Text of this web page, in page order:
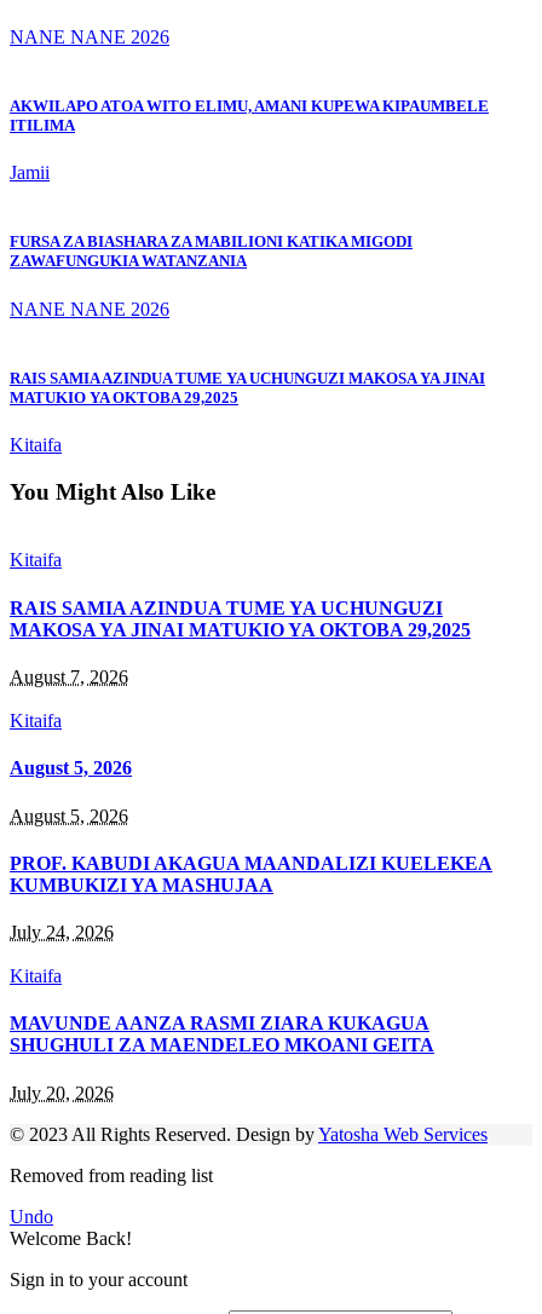
NANE NANE 2026
AKWILAPO ATOA WITO ELIMU, AMANI KUPEWA KIPAUMBELE
ITILIMA
Jamii
FURSA ZA BIASHARA ZA MABILIONI KATIKA MIGODI
ZAWAFUNGUKIA WATANZANIA
NANE NANE 2026
RAIS SAMIA AZINDUA TUME YA UCHUNGUZI MAKOSA YA JINAI
MATUKIO YA OKTOBA 29,2025
Kitaifa
You Might Also Like
Kitaifa
RAIS SAMIA AZINDUA TUME YA UCHUNGUZI
MAKOSA YA JINAI MATUKIO YA OKTOBA 29,2025
August 7, 2026
Kitaifa
August 5, 2026
August 5, 2026
PROF. KABUDI AKAGUA MAANDALIZI KUELEKEA
KUMBUKIZI YA MASHUJAA
July 24, 2026
Kitaifa
MAVUNDE AANZA RASMI ZIARA KUKAGUA
SHUGHULI ZA MAENDELEO MKOANI GEITA
July 20, 2026
© 2023 All Rights Reserved. Design byYatosha Web Services
Removed from reading list
Undo
Welcome Back!
Sign in to your account